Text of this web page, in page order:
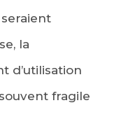
la
d’utilisation
fragile